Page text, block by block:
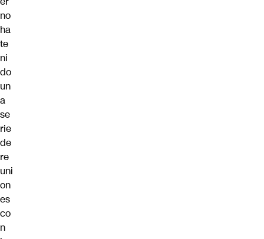
no
ha
te
ni
do
un
a
se
rie
de
re
uni
on
es
co
n